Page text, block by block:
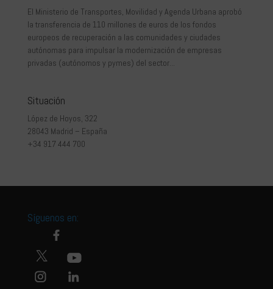
El Ministerio de Transportes, Movilidad y Agenda Urbana aprobó
la transferencia de 110 millones de euros de los fondos
europeos de recuperación a las comunidades y ciudades
autónomas para impulsar la modernización de empresas
privadas (autónomos y pymes) del sector...
Situación
López de Hoyos, 322
28043 Madrid – España
+34 917 444 700
Síguenos en: